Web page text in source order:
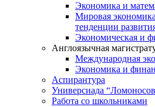
Экономика и
Мировая
тенденции
Экономическая и
Англоязычная
Международная
Экономика и
Аспирантура
Универсиада
Работа со школьниками